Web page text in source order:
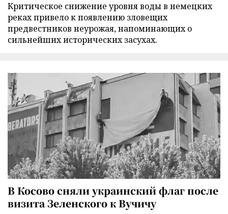
Критическое снижение уровня воды в немецких
реках привело к появлению зловещих
предвестников неурожая, напоминающих о
сильнейших исторических засухах.
В Косово сняли украинский флаг после
визита Зеленского к Вучичу